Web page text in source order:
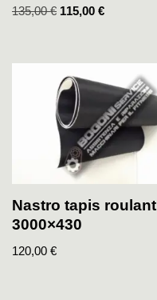
135,00€ 115,00 €
Nastro tapis roulant
3000×430
120,00 €